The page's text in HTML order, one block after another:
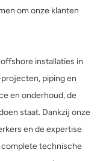
om onze klanten
installaties in
piping en
en onderhoud, de
staat. Dankzij onze
en de expertise
complete technische